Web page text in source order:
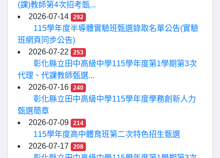
(課)教師第4次招考甄...
2026-07-14
292
115學年度半導體實驗班甄選錄取名單公告(實驗
班網頁同步公告)
2026-07-22
253
彰化縣立田中高級中學115學年度第1學期第3次
代理、代課教師甄選...
2026-07-16
240
彰化縣立田中高級中學115學年度學務創新人力
甄選簡章
2026-07-09
214
115學年度高中體育班第二次特色招生甄選
2026-07-17
208